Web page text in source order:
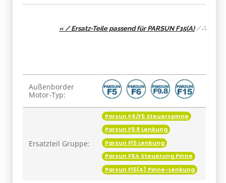
« / Ersatz-Teile passend für PARSUN F15(A)/∴
Produkteigenschaft
Wert
Außenborder
Motor-Typ:
Ersatzteil Gruppe:
Parsun F4/F5 Steuerspinne
Parsun F9.8 Lenkung
Parsun F15 Lenkung
Parsun F6A Steuerung Pinne
Parsun F15(A) Pinne-Lenkung